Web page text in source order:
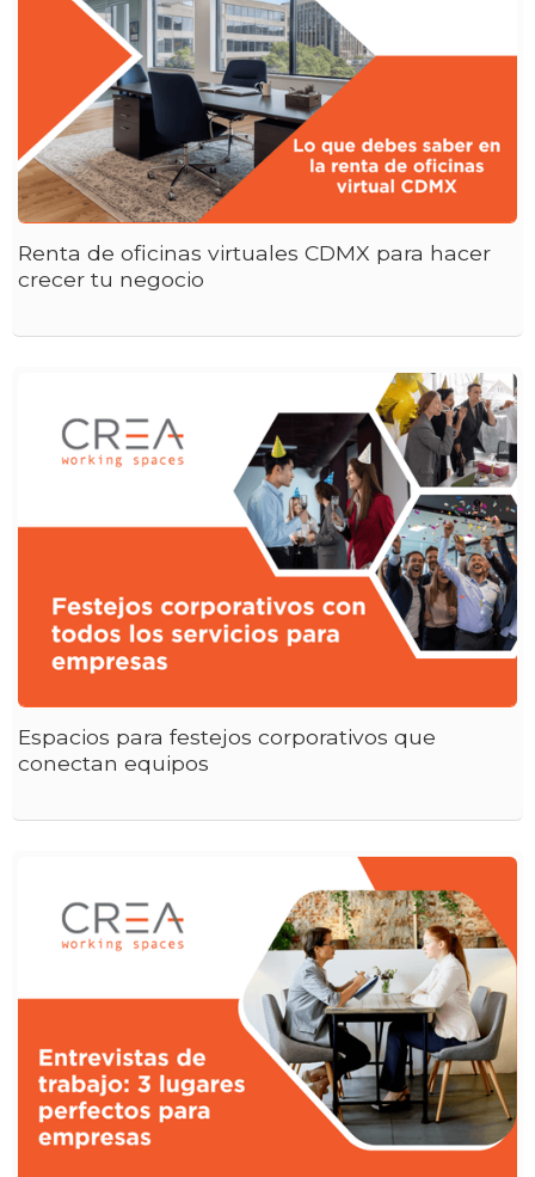
Renta de oficinas virtuales CDMX para hacer
crecer tu negocio
Espacios para festejos corporativos que
conectan equipos